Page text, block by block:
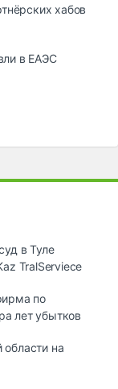
хабов
в ЕАЭС
в Туле
TralServiece
по
лет убытков
на